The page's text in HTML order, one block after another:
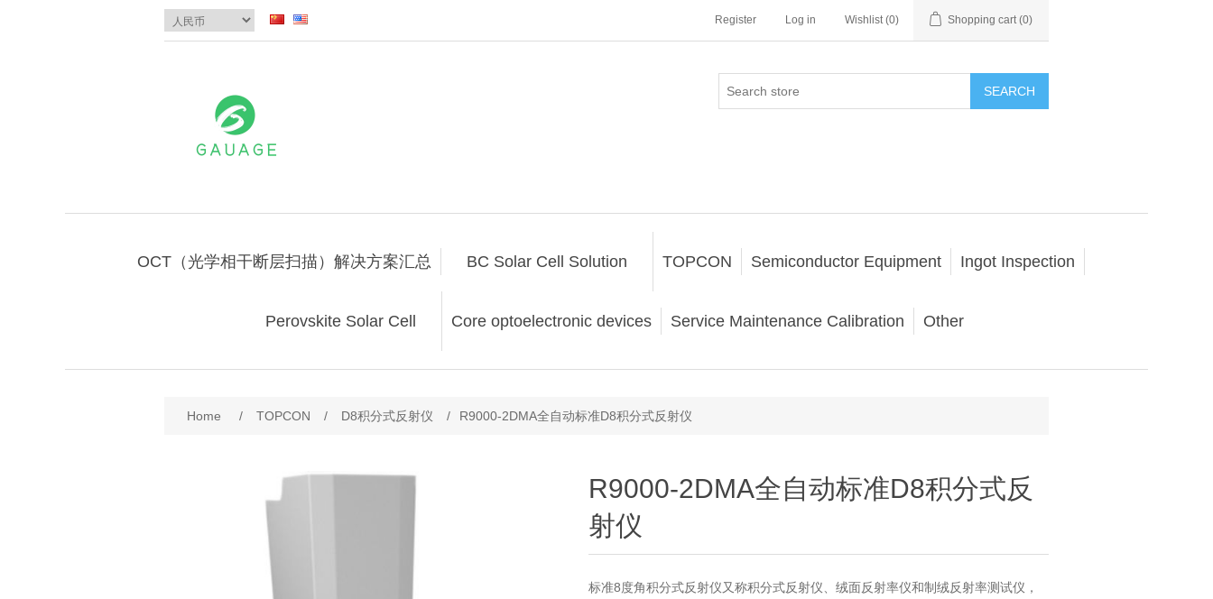
Register Log in Wishlist (0) Shopping cart (0)
SEARCH
OCT（光学相干断层扫描）解决方案汇总 BC Solar Cell Solution TOPCON Semiconductor Equipment Ingot Inspection
Perovskite Solar Cell Core optoelectronic devices Service Maintenance Calibration Other
Home / TOPCON / D8积分式反射仪 / R9000-2DMA全自动标准D8积分式反射仪
R9000-2DMA全自动标准D8积分式反
射仪
标准8度角积分式反射仪又称积分式反射仪、绒面反射率仪和制绒反射率测试仪，